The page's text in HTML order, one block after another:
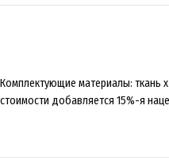
Комплектующие материалы: ткань
стоимости добавляется 15%-я